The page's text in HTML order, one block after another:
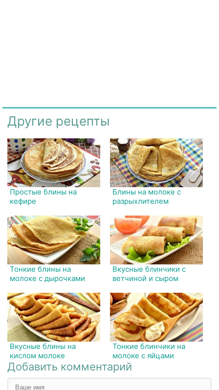
Другие рецепты
Простые блины на
кефире
Блины на молоке с
разрыхлителем
Тонкие блины на
молоке с дырочками
Вкусные блинчики с
ветчиной и сыром
Вкусные блины на
кислом молоке
Тонкие блинчики на
молоке с яйцами
Добавить комментарий